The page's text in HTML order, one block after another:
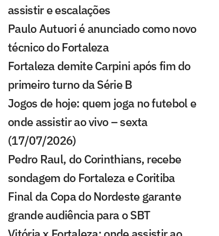
assistir e escalações
Paulo Autuori é anunciado como novo
técnico do Fortaleza
Fortaleza demite Carpini após fim do
primeiro turno da Série B
Jogos de hoje: quem joga no futebol e
onde assistir ao vivo – sexta
(17/07/2026)
Pedro Raul, do Corinthians, recebe
sondagem do Fortaleza e Coritiba
Final da Copa do Nordeste garante
grande audiência para o SBT